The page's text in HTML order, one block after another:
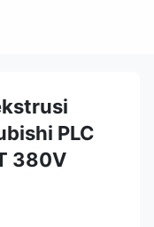
PLC
380V